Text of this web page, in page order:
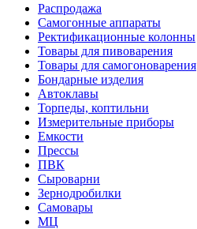
Распродажа
Самогонные аппараты
Ректификационные колонны
Товары для пивоварения
Товары для самогоноварения
Бондарные изделия
Автоклавы
Торпеды, коптильни
Измерительные приборы
Емкости
Прессы
ПВК
Сыроварни
Зернодробилки
Самовары
МЦ